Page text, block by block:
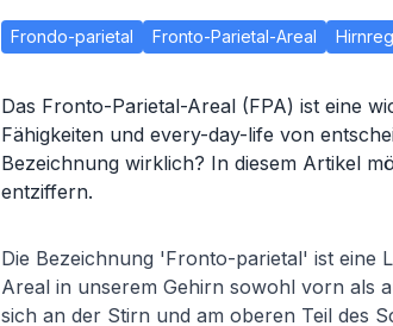
Frondo-parietal Fronto-Parietal-Areal
Das Fronto-Parietal-Areal (FPA) ist eine
Fähigkeiten und every-day-life von
Bezeichnung wirklich? In diesem Artikel
entziffern.
Die Bezeichnung 'Fronto-parietal' ist eine
Areal in unserem Gehirn sowohl vorn als
sich an der Stirn und am oberen Teil des